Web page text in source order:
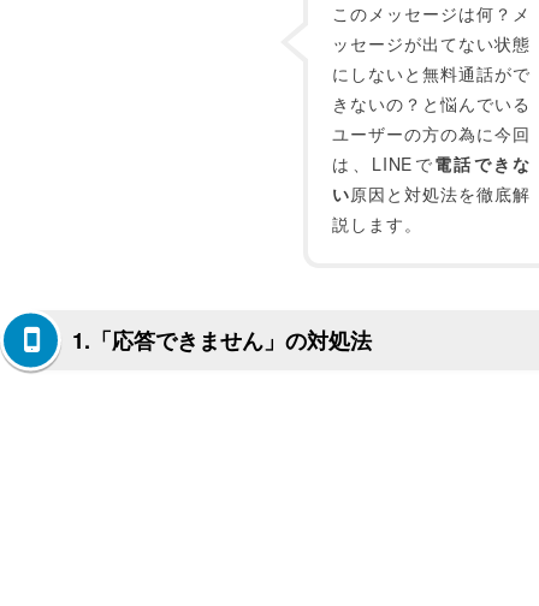
このメッセージは何？メ
ッセージが出てない状態
にしないと無料通話がで
きないの？と悩んでいる
ユーザーの方の為に今回
は、LINEで電話できな
い原因と対処法を徹底解
説します。
1.「応答できません」の対処法